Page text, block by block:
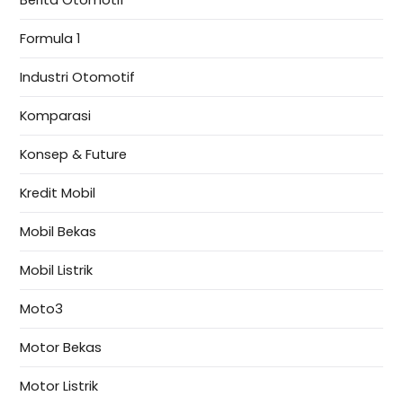
Formula 1
Industri Otomotif
Komparasi
Konsep & Future
Kredit Mobil
Mobil Bekas
Mobil Listrik
Moto3
Motor Bekas
Motor Listrik